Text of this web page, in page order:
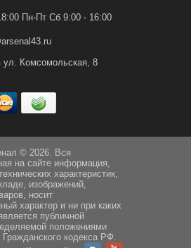
Пн-Пт Сб 9:00 - 16:00
ул. Комсомольская, 8
© 2026. Вся
на сайте информация,
характеристик,
изображений,
носит
характер и ни при каких
публичной
положениями
Гражданского кодекса РФ.